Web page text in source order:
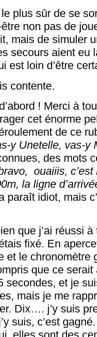
plus sûr de se
non pas de
mais de simuler
secours aient eu
est loin d’être
contente.
! Merci à
cet énorme
de ce
y Unetelle, vas-y
des mots
ouaiiis,
la ligne
paraît idiot, mais
que j’ai réussi à
fixé. En
et le chronomètre
que ce
secondes, et je
mais je me
Dix…. j’y suis
suis, c’est